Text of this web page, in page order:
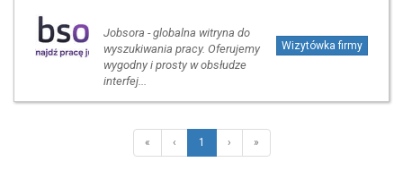
Jobsora - globalna witryna do
wyszukiwania pracy. Oferujemy
wygodny i prosty w obsłudze
interfej...
Wizytówka firmy
« ‹ 1 › »